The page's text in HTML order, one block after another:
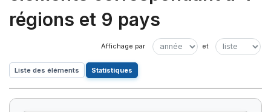
régions et 9 pays
Liste des éléments Statistiques